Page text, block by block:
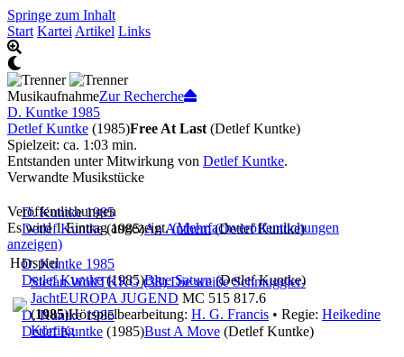
Springe zum Inhalt
Start Kartei Artikel Links
MusikaufnahmeZur Recherche
D. Kuntke 1985
Detlef Kuntke (1985)Free At Last (Detlef Kuntke)
Spielzeit: ca. 1:03 min.
Entstanden unter Mitwirkung von Detlef Kuntke.
Verwandte Musikstücke
D. Kuntke 1985
Detlef Kuntke(1985)An Anthem (Detlef Kuntke)
D. Kuntke 1985
Detlef Kuntke(1985)Blue Saturn (Detlef Kuntke)
D. Kuntke 1985
Detlef Kuntke (1985)Bust A Move (Detlef Kuntke)
Veröffentlichungen
Es wird 1 Eintrag angezeigt.(Mehrfachveröffentlichungen
anzeigen)
Hörspiel
Stefan WolfTKKG (38) Die weiße Schmuggler-
JachtEUROPA JUGEND MC 515 817.6
(1985)Hörspielbearbeitung: H. G. Francis • Regie: Heikedine
Körting